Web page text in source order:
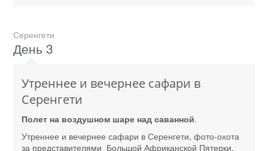
Серенгети
День 3
Утреннее и вечернее сафари в
Серенгети
Полет на воздушном шаре над саванной.
Утреннее и вечернее сафари в Серенгети, фото-охота
за представителями Большой Африканской Пятерки.